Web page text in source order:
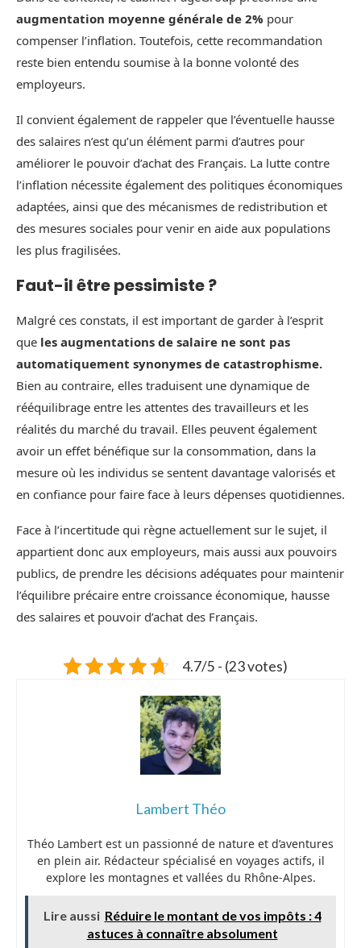
augmentation moyenne générale de 2% pour
compenser l’inflation. Toutefois, cette recommandation
reste bien entendu soumise à la bonne volonté des
employeurs.
Il convient également de rappeler que l’éventuelle hausse
des salaires n’est qu’un élément parmi d’autres pour
améliorer le pouvoir d’achat des Français. La lutte contre
l’inflation nécessite également des politiques économiques
adaptées, ainsi que des mécanismes de redistribution et
des mesures sociales pour venir en aide aux populations
les plus fragilisées.
Faut-il être pessimiste ?
Malgré ces constats, il est important de garder à l’esprit
que les augmentations de salaire ne sont pas
automatiquement synonymes de catastrophisme.
Bien au contraire, elles traduisent une dynamique de
rééquilibrage entre les attentes des travailleurs et les
réalités du marché du travail. Elles peuvent également
avoir un effet bénéfique sur la consommation, dans la
mesure où les individus se sentent davantage valorisés et
en confiance pour faire face à leurs dépenses quotidiennes.
Face à l’incertitude qui règne actuellement sur le sujet, il
appartient donc aux employeurs, mais aussi aux pouvoirs
publics, de prendre les décisions adéquates pour maintenir
l’équilibre précaire entre croissance économique, hausse
des salaires et pouvoir d’achat des Français.
4.7/5 - (23 votes)
Lambert Théo
Théo Lambert est un passionné de nature et d’aventures
en plein air. Rédacteur spécialisé en voyages actifs, il
explore les montagnes et vallées du Rhône-Alpes.
Lire aussi Réduire le montant de vos impôts : 4
astuces à connaître absolument